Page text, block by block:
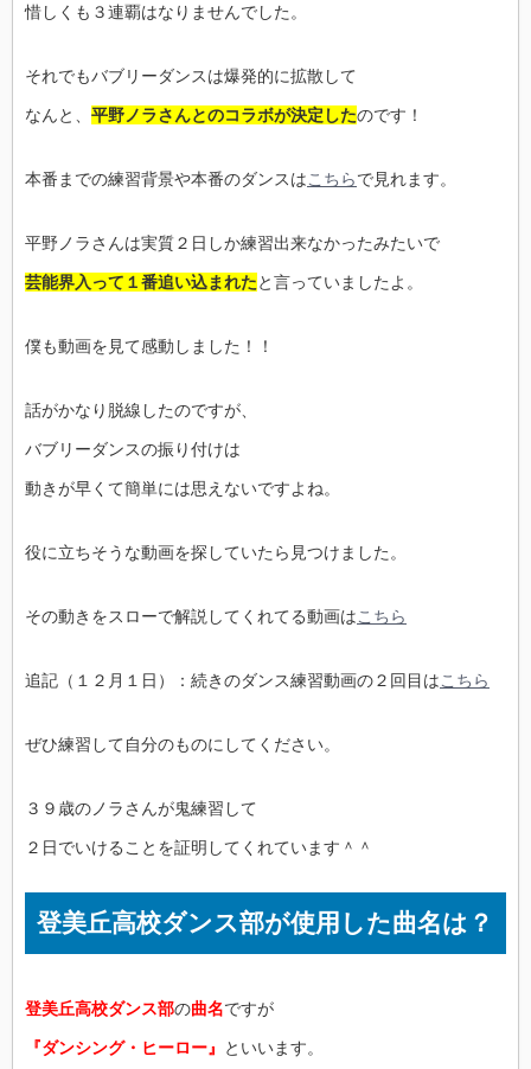
惜しくも３連覇はなりませんでした。
それでもバブリーダンスは爆発的に拡散して
なんと、 平野ノラさんとのコラボが決定したのです！
本番までの練習背景や本番のダンスはこちらで見れます。
平野ノラさんは実質２日しか練習出来なかったみたいで
芸能界入って１番追い込まれたと言っていましたよ。
僕も動画を見て感動しました！！
話がかなり脱線したのですが、
バブリーダンスの振り付けは
動きが早くて簡単には思えないですよね。
役に立ちそうな動画を探していたら見つけました。
その動きをスローで解説してくれてる動画はこちら
追記（１２月１日）：続きのダンス練習動画の２回目はこちら
ぜひ練習して自分のものにしてください。
３９歳のノラさんが鬼練習して
２日でいけることを証明してくれています＾＾
登美丘高校ダンス部が使用した曲名は？
登美丘高校ダンス部の曲名ですが
『ダンシング・ヒーロー』 といいます。